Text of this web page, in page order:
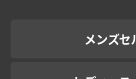
メンズセ